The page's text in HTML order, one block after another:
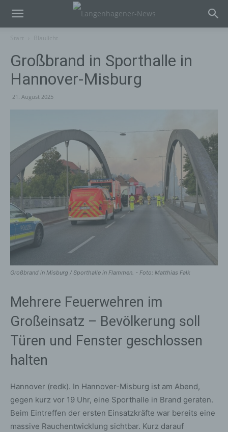
Großbrand in Sporthalle in
Hannover-Misburg
21. August 2025
Großbrand in Misburg / Sporthalle in Flammen. - Foto: Matthias Falk
Mehrere Feuerwehren im
Großeinsatz – Bevölkerung soll
Türen und Fenster geschlossen
halten
Hannover (redk). In Hannover-Misburg ist am Abend,
gegen kurz vor 19 Uhr, eine Sporthalle in Brand geraten.
Beim Eintreffen der ersten Einsatzkräfte war bereits eine
massive Rauchentwicklung sichtbar. Kurz darauf